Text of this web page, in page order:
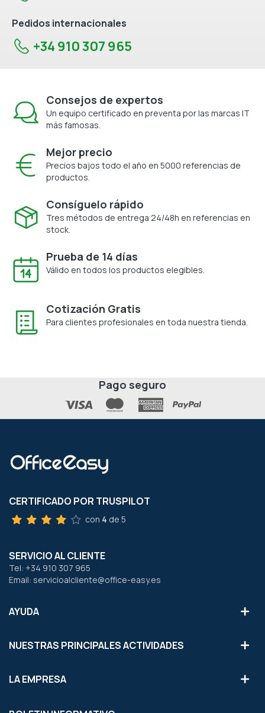
Pedidos internacionales
+34 910 307 965
Consejos de expertos
Un equipo certificado en preventa por las marcas IT
más famosas.
Mejor precio
Precios bajos todo el año en 5000 referencias de
productos.
Consíguelo rápido
Tres métodos de entrega 24/48h en referencias en
stock.
Prueba de 14 días
Válido en todos los productos elegibles.
Cotización Gratis
Para clientes profesionales en toda nuestra tienda.
Pago seguro
CERTIFICADO POR TRUSPILOT
con 4 de 5
SERVICIO AL CLIENTE
Tel: +34 910 307 965
Email: servicioalcliente@office-easy.es
AYUDA
NUESTRAS PRINCIPALES ACTIVIDADES
LA EMPRESA